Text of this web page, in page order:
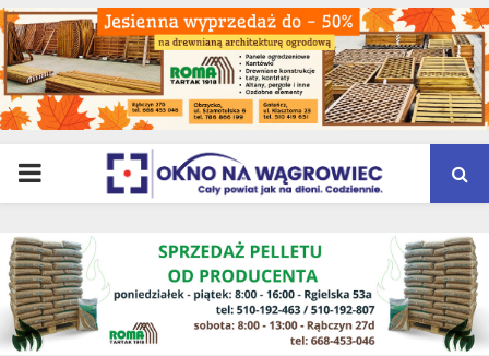
PRIMARY
MENU